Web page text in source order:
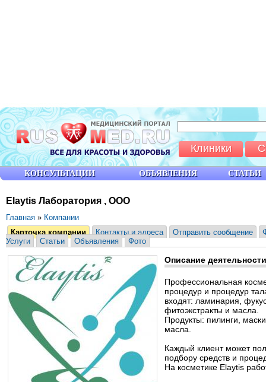
Elaytis Лаборатория , ООО
Главная » Компании
Карточка компании
Контакты и адреса Отправить сообщение
Услуги
Статьи Объявления Фото
Описание деятельности
Профессиональная
процедур и процедур
входят: ламинария,
фитоэкстракты и масла.
Продукты: пилинги,
масла.
Каждый клиент может
подбору средств и
На косметике Elaytis
КОНСУЛЬТАЦИИ ОБЪЯВЛЕНИЯ СТАТЬИ
Клиники